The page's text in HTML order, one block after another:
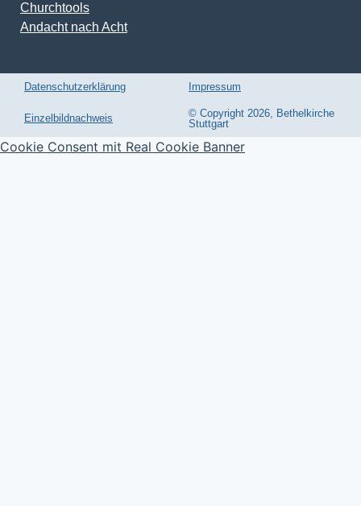
Churchtools
Andacht nach Acht
Datenschutzerklärung Impressum
Einzelbildnachweis
© Copyright 2026, Bethelkirche
Stuttgart
Cookie Consent mit Real Cookie Banner